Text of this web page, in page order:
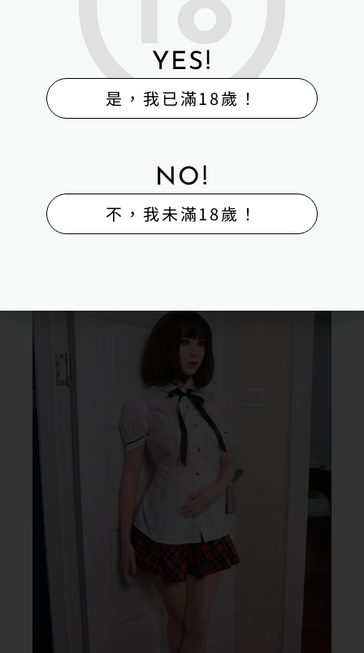
YES!
是，我已滿18歲！
NO!
不，我未滿18歲！